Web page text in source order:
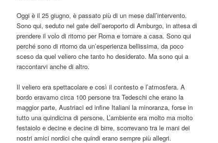
Oggi è il 25 giugno, è passato più di un mese dall’intervento.
Sono qui, seduto nel gate dell’aeroporto di Amburgo, in attesa di
prendere il volo di ritorno per Roma e tornare a casa. Sono qui
perché sono di ritorno da un’esperienza bellissima, da poco
sceso da quel veliero che tanto ho desiderato. Ma sono qui a
raccontarvi anche di altro.
Il veliero era spettacolare e così il contesto e l’atmosfera. A
bordo eravamo circa 100 persone tra Tedeschi che erano la
maggior parte, Austriaci ed infine Italiani la minoranza, forse in
tutto una quindicina di persone. L’ambiente era molto ma molto
festaiolo e decine e decine di birre, scorrevano tra le mani dei
nostri amici nordici che quindi erano sempre più allegri.